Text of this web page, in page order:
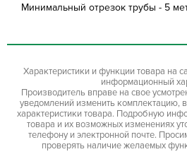
Минимальный отрезок трубы - 5
Характеристики и функции товара на
информационный
Производитель вправе на свое
уведомлений изменить комплектацию,
характеристики товара. Подробную
товара и их возможных изменениях
телефону и электронной почте.
проверять наличие желаемых